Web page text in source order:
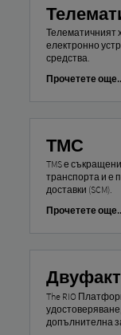
Телематичният
електронно
средства.
Прочетете
ТМС
TMS е
транспорта и е
доставки (SCM).
Прочетете
The RIO
допълнителна